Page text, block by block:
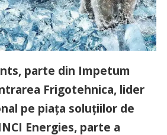
parte din Impetum
Frigotehnica, lider
pe piața soluțiilor de
Energies, parte a